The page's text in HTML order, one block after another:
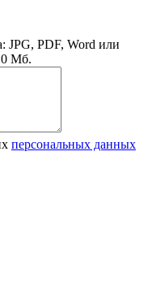
JPG, PDF, Word или
Мб.
персональных данных